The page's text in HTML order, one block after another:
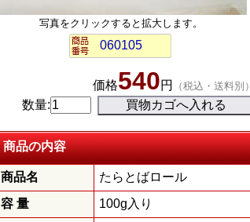
写真をクリックすると拡大します。
060105
価格540円 （税込・送料別）
数量:
商品の内容
商品名
たらとばロール
容 量
100g入り